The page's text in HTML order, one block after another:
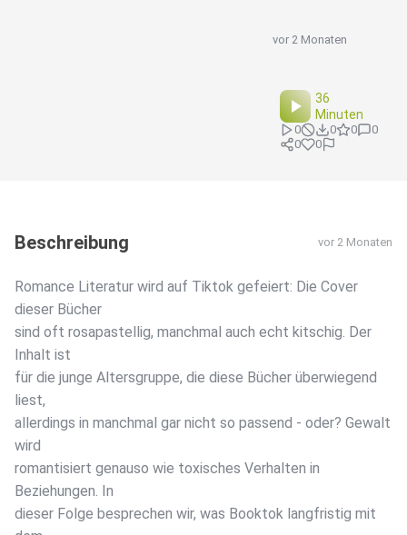
vor 2 Monaten
36
Minuten
0 0 0
0
0
0
Beschreibung vor 2 Monaten
Romance Literatur wird auf Tiktok gefeiert: Die Cover
dieser Bücher
sind oft rosapastellig, manchmal auch echt kitschig. Der
Inhalt ist
für die junge Altersgruppe, die diese Bücher überwiegend
liest,
allerdings in manchmal gar nicht so passend - oder? Gewalt
wird
romantisiert genauso wie toxisches Verhalten in
Beziehungen. In
dieser Folge besprechen wir, was Booktok langfristig mit